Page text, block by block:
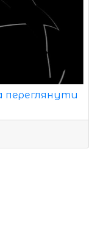
переглянути